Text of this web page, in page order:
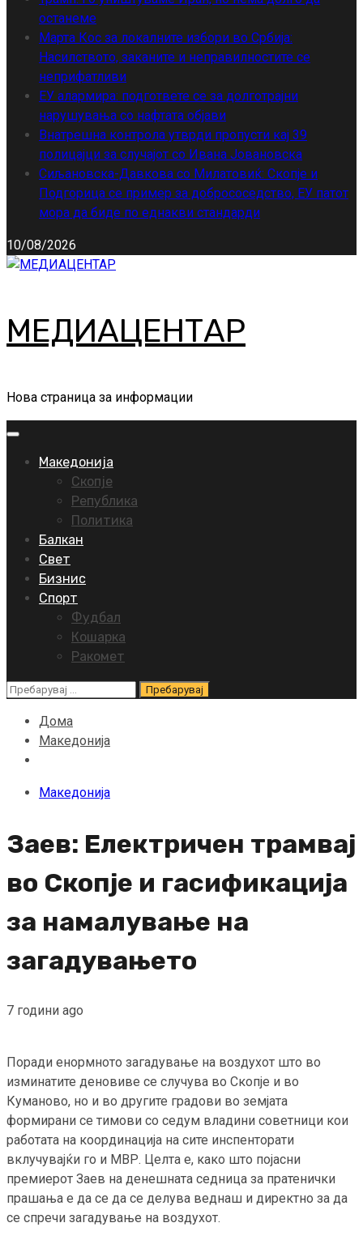
останеме
Марта Кос за локалните избори во Србија:
Насилството, заканите и неправилностите се
неприфатливи
ЕУ алармира: подгответе се за долготрајни
нарушувања со нафтата објави
Внатрешна контрола утврди пропусти кај 39
полицајци за случајот со Ивана Јовановска
Сиљановска-Давкова со Милатовиќ: Скопје и
Подгорица се пример за добрососедство, ЕУ патот
мора да биде по еднакви стандарди
10/08/2026
МЕДИАЦЕНТАР
Нова страница за информации
Primary
Македонија
Скопје
Република
Политика
Балкан
Свет
Бизнис
Спорт
Фудбал
Кошарка
Ракомет
Пребарувај
Дома
Македонија
Македонија
Заев: Електричен трамвај
во Скопје и гасификација
за намалување на
загадувањето
7 години ago
Поради енормното загадување на воздухот што во
изминатите деновиве се случува во Скопје и во
Куманово, но и во другите градови во земјата
формирани се тимови со седум владини советници кои
работата на координација на сите инспенторати
вклучувајќи го и МВР. Целта е, како што појасни
премиерот Заев на денешната седница за пратенички
прашања е да се да се делува веднаш и директно за да
се спречи загадување на воздухот.